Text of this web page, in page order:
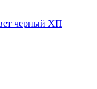
черный ХП